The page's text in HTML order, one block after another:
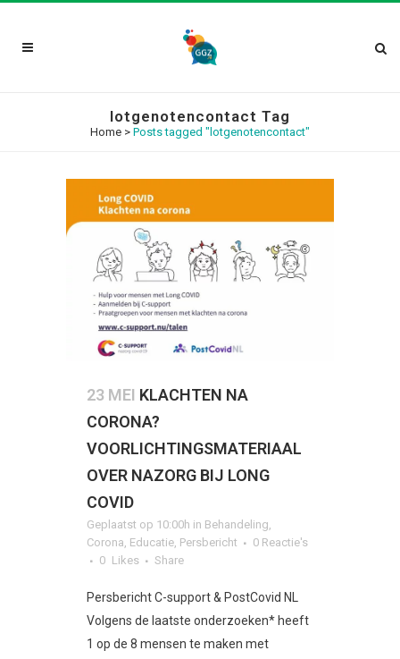
lotgenotencontact Tag
Home > Posts tagged "lotgenotencontact"
23 MEI KLACHTEN NA
CORONA?
VOORLICHTINGSMATERIAAL
OVER NAZORG BIJ LONG
COVID
Geplaatst op 10:00h in Behandeling,
Corona, Educatie, Persbericht
0 Reactie's
0 Likes Share
Persbericht C-support & PostCovid NL
Volgens de laatste onderzoeken* heeft
1 op de 8 mensen te maken met